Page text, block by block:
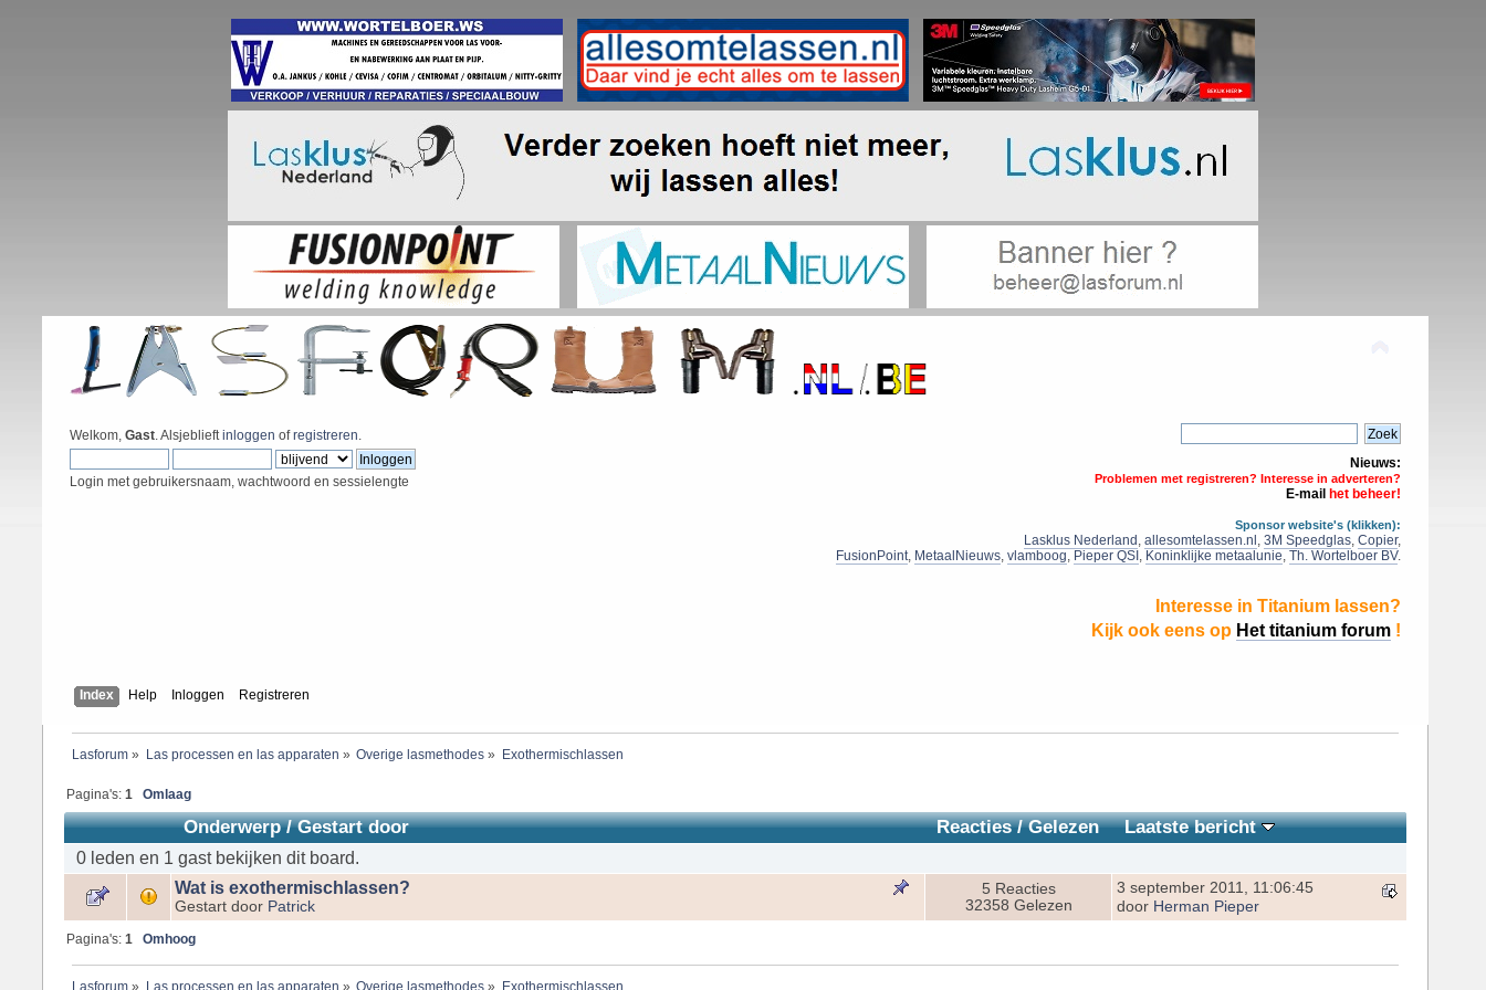
Welkom, Gast. Alsjeblieftinloggen ofregistreren.
Login met gebruikersnaam, wachtwoord en sessielengte
Nieuws:
Problemen met registreren? Interesse in adverteren?
E-mail het beheer!
Sponsor website's (klikken):
Lasklus Nederland , allesomtelassen.nl , 3M Speedglas, Copier,
FusionPoint, MetaalNieuws, vlamboog, Pieper QSI , Koninklijke metaalunie, Th. Wortelboer BV.
Interesse in Titanium lassen?
Kijk ook eens op Het titanium forum !
Index Help Inloggen Registreren
Lasforum» Las processen en las apparaten » Overige lasmethodes » Exothermischlassen
Pagina's:1 Omlaag
Onderwerp/Gestart door Reacties/Gelezen Laatste bericht
0 leden en 1 gast bekijken dit board.
Wat is exothermischlassen?
Gestart door Patrick
5 Reacties
32358 Gelezen
3 september 2011, 11:06:45
door Herman Pieper
Pagina's:1 Omhoog
Lasforum» Las processen en las apparaten » Overige lasmethodes » Exothermischlassen